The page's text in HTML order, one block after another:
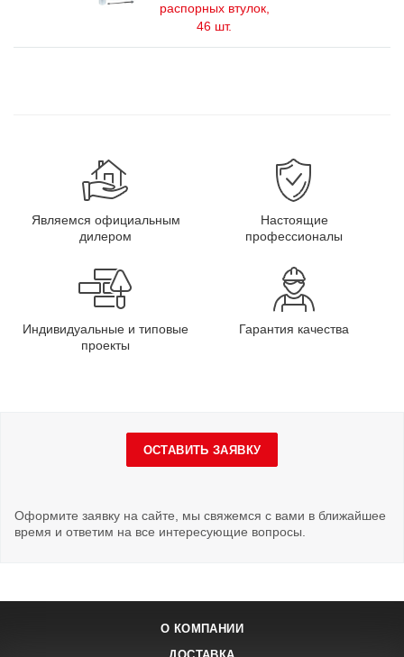
распорных втулок,
46 шт.
Являемся официальным
дилером
Настоящие
профессионалы
Индивидуальные и типовые
проекты
Гарантия качества
ОСТАВИТЬ ЗАЯВКУ
Оформите заявку на сайте, мы свяжемся с вами в ближайшее
время и ответим на все интересующие вопросы.
О КОМПАНИИ